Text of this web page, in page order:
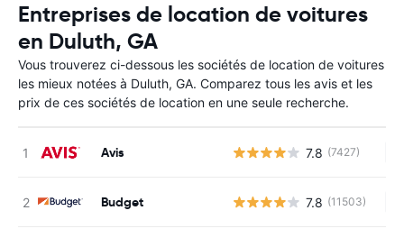
Entreprises de location de voitures
en Duluth, GA
Vous trouverez ci-dessous les sociétés de location de voitures
les mieux notées à Duluth, GA. Comparez tous les avis et les
prix de ces sociétés de location en une seule recherche.
Avis 7.8 (7427)
Budget 7.8 (11503)